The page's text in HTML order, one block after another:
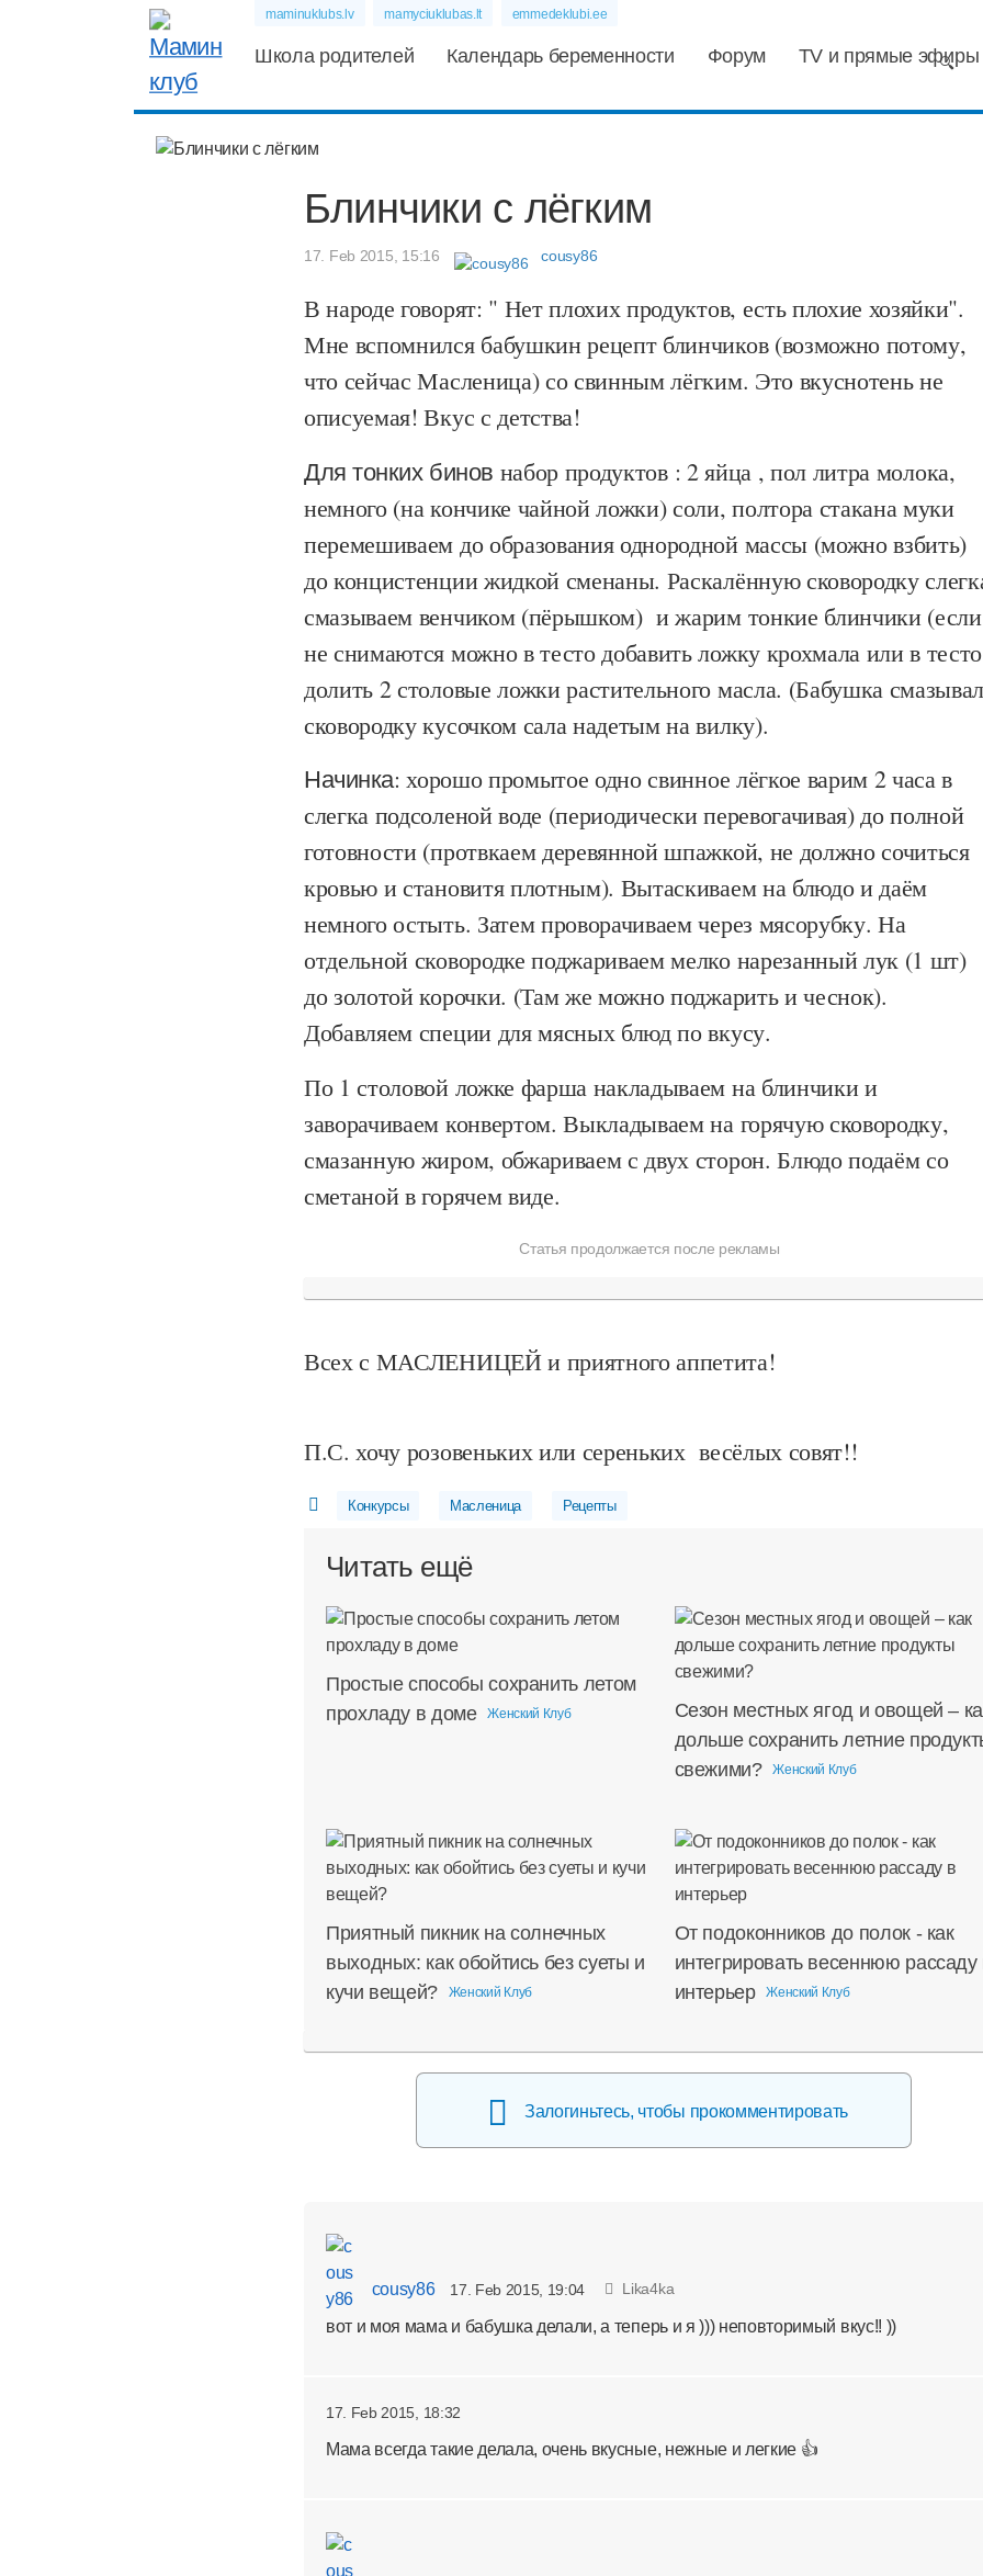
maminuklubs.lv mamyciuklubas.lt emmedeklubi.ee
Школа родителей Календарь беременности Форум TV и прямые эфиры
Блинчики с лёгким
17. Feb 2015, 15:16 cousy86
В народе говорят: " Нет плохих продуктов, есть плохие хозяйки".
Мне вспомнился бабушкин рецепт блинчиков (возможно потому,
что сейчас Масленица) со свинным лёгким. Это вкуснотень не
описуемая! Вкус с детства!
Для тонких бинов набор продуктов : 2 яйца , пол литра молока,
немного (на кончике чайной ложки) соли, полтора стакана муки
перемешиваем до образования однородной массы (можно взбить)
до концистенции жидкой сменаны. Раскалённую сковородку
смазываем венчиком (пёрышком) и жарим тонкие блинчики (если
не снимаются можно в тесто добавить ложку крохмала или в тесто
долить 2 столовые ложки растительного масла. (Бабушка
сковородку кусочком сала надетым на вилку).
Начинка: хорошо промытое одно свинное лёгкое варим 2 часа в
слегка подсоленой воде (периодически перевогачивая) до полной
готовности (протвкаем деревянной шпажкой, не должно сочиться
кровью и становитя плотным). Вытаскиваем на блюдо и даём
немного остыть. Затем проворачиваем через мясорубку. На
отдельной сковородке поджариваем мелко нарезанный лук (1 шт)
до золотой корочки. (Там же можно поджарить и чеснок).
Добавляем специи для мясных блюд по вкусу.
По 1 столовой ложке фарша накладываем на блинчики и
заворачиваем конвертом. Выкладываем на горячую сковородку,
смазанную жиром, обжариваем с двух сторон. Блюдо подаём со
сметаной в горячем виде.
Статья продолжается после рекламы
Всех с МАСЛЕНИЦЕЙ и приятного аппетита!
П.С. хочу розовеньких или сереньких весёлых совят!!
Конкурсы Масленица Рецепты
Читать ещё
Простые способы сохранить летом
прохладу в доме
Женский Клуб
Сезон местных ягод и овощей –
дольше сохранить летние
свежими?
Женский Клуб
Приятный пикник на солнечных
выходных: как обойтись без суеты и
кучи вещей?
Женский Клуб
От подоконников до полок - как
интегрировать весеннюю рассаду
интерьер
Женский Клуб
Залогиньтесь, чтобы прокомментировать
cousy86 17. Feb 2015, 19:04 Lika4ka
вот и моя мама и бабушка делали, а теперь и я ))) неповторимый вкус!! ))
17. Feb 2015, 18:32
Мама всегда такие делала, очень вкусные, нежные и легкие 👍